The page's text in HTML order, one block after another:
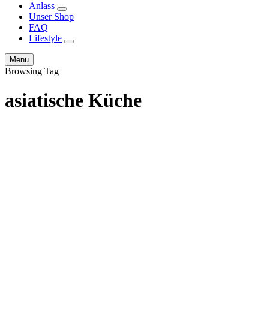
Anlass
expand
child
Unser Shop
FAQ
Lifestyle
expand
Search
Menu
Browsing Tag
asiatische Küche